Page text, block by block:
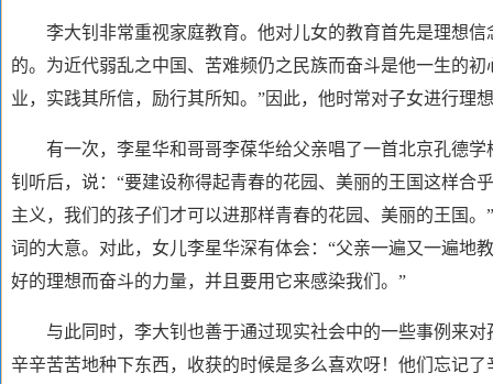
李大钊非常重视家庭教育。他对儿女的教育首先是理想信
的。为近代弱乱之中国、苦难频仍之民族而奋斗是他一生的
业，实践其所信，励行其所知。”因此，他时常对子女进行理
有一次，李星华和哥哥李葆华给父亲唱了一首北京孔德学
钊听后，说：“要建设称得起青春的花园、美丽的王国这样合
主义，我们的孩子们才可以进那样青春的花园、美丽的王国
词的大意。对此，女儿李星华深有体会：“父亲一遍又一遍地
好的理想而奋斗的力量，并且要用它来感染我们。”
与此同时，李大钊也善于通过现实社会中的一些事例来对
辛辛苦苦地种下东西，收获的时候是多么喜欢呀！他们忘记